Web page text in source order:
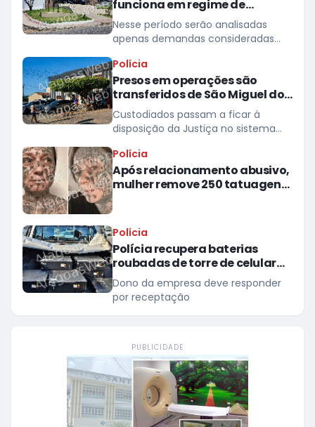
funciona em regime de
plantão nos dias 10 e 11 de
agosto
Nesse período serão analisadas
apenas demandas consideradas
processuais retornam na quarta
(12)
Polícia
Presos em operações são
transferidos de São Miguel dos
Campos para presídios
Custodiados passam a ficar à
disposição da Justiça no sistema
Polícia
Após relacionamento abusivo,
mulher remove 250 tatuagens
Polícia
Polícia recupera baterias
roubadas de torre de celular
em provedor de internet em
Teotônio Vilela
Dono da empresa deve responder
por receptação
PUBLICIDADE